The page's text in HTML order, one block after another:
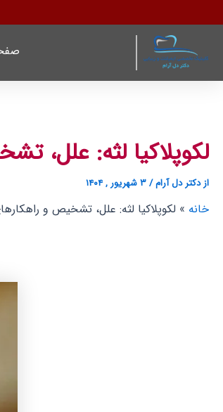
به
لکوپلاکیا لثه: علل،
از دکتر دل آرام/۳ شهریور , ۱۴۰۴
خانه لکوپلاکیا لثه: علل، تشخیص و
نوشته